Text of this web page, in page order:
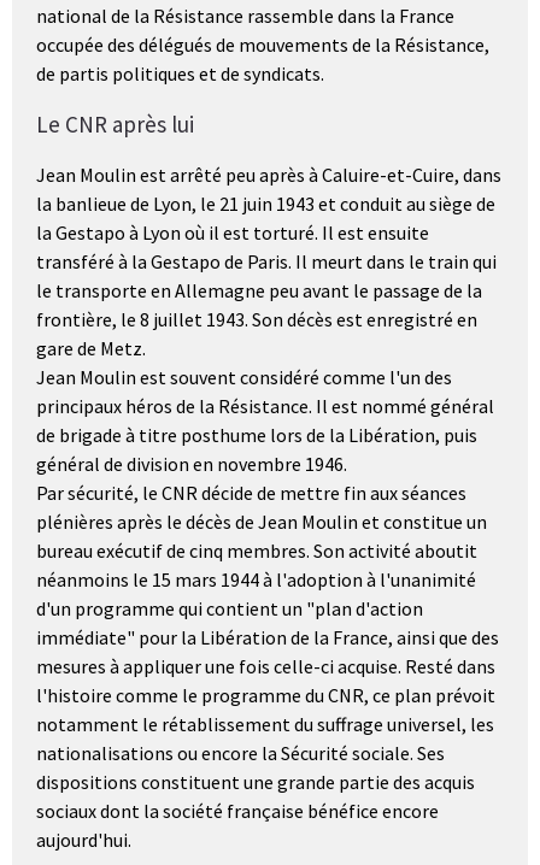
national de la Résistance rassemble dans la France
occupée des délégués de mouvements de la Résistance,
de partis politiques et de syndicats.
Le CNR après lui
Jean Moulin est arrêté peu après à Caluire-et-Cuire, dans
la banlieue de Lyon, le 21 juin 1943 et conduit au siège de
la Gestapo à Lyon où il est torturé. Il est ensuite
transféré à la Gestapo de Paris. Il meurt dans le train qui
le transporte en Allemagne peu avant le passage de la
frontière, le 8 juillet 1943. Son décès est enregistré en
gare de Metz.
Jean Moulin est souvent considéré comme l'un des
principaux héros de la Résistance. Il est nommé général
de brigade à titre posthume lors de la Libération, puis
général de division en novembre 1946.
Par sécurité, le CNR décide de mettre fin aux séances
plénières après le décès de Jean Moulin et constitue un
bureau exécutif de cinq membres. Son activité aboutit
néanmoins le 15 mars 1944 à l'adoption à l'unanimité
d'un programme qui contient un "plan d'action
immédiate" pour la Libération de la France, ainsi que des
mesures à appliquer une fois celle-ci acquise. Resté dans
l'histoire comme le programme du CNR, ce plan prévoit
notamment le rétablissement du suffrage universel, les
nationalisations ou encore la Sécurité sociale. Ses
dispositions constituent une grande partie des acquis
sociaux dont la société française bénéfice encore
aujourd'hui.